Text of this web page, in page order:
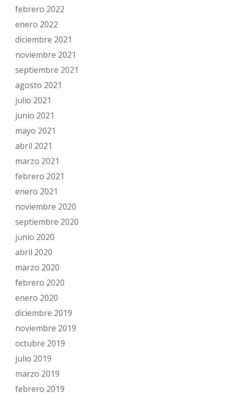
febrero 2022
enero 2022
diciembre 2021
noviembre 2021
septiembre 2021
agosto 2021
julio 2021
junio 2021
mayo 2021
abril 2021
marzo 2021
febrero 2021
enero 2021
noviembre 2020
septiembre 2020
junio 2020
abril 2020
marzo 2020
febrero 2020
enero 2020
diciembre 2019
noviembre 2019
octubre 2019
julio 2019
marzo 2019
febrero 2019